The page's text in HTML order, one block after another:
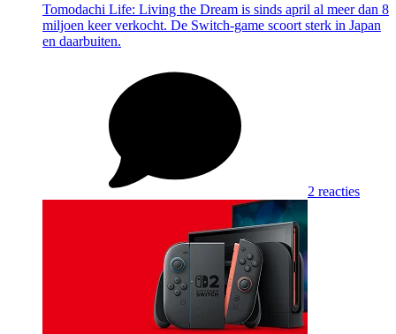
Tomodachi Life: Living the Dream is sinds april al meer dan 8
miljoen keer verkocht. De Switch-game scoort sterk in Japan
en daarbuiten.
2 reacties